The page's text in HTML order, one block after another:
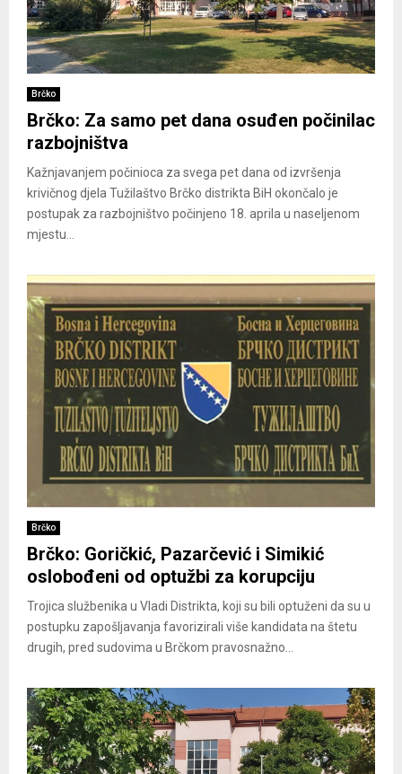
Brčko
Brčko: Za samo pet dana osuđen počinilac
razbojništva
Kažnjavanjem počinioca za svega pet dana od izvršenja
krivičnog djela Tužilaštvo Brčko distrikta BiH okončalo je
postupak za razbojništvo počinjeno 18. aprila u naseljenom
mjestu...
Brčko
Brčko: Goričkić, Pazarčević i Simikić
oslobođeni od optužbi za korupciju
Trojica službenika u Vladi Distrikta, koji su bili optuženi da su u
postupku zapošljavanja favorizirali više kandidata na štetu
drugih, pred sudovima u Brčkom pravosnažno...